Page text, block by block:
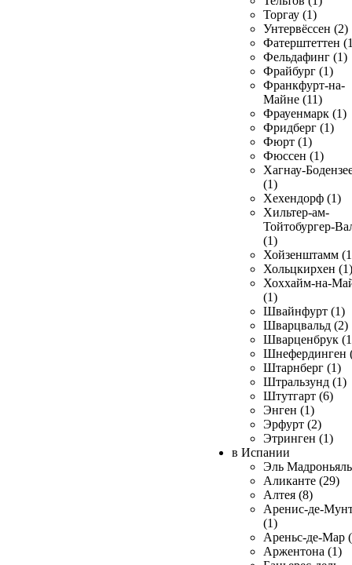
Торгау (1)
Унтервёссен (2)
Фатерштеттен
Фельдафинг (1)
Фрайбург (1)
Франкфурт-на-
Майне (11)
Фрауенмарк (1)
Фридберг (1)
Фюрт (1)
Фюссен (1)
Хагнау-
(1)
Хехендорф (1)
Хильтер-ам-
Тойтобургер-
(1)
Хойзенштамм
Хольцкирхен (1)
Хоххайм-на-
(1)
Швайнфурт (1)
Шварцвальд (2)
Шварценбрук
Шнефердинген
Штарнберг (1)
Штральзунд (1)
Штутгарт (6)
Энген (1)
Эрфурт (2)
Этринген (1)
в Испании
Эль
Аликанте (29)
Алтея (8)
Аренис-де-
(1)
Ареньс-де-Мар
Аржентона (1)